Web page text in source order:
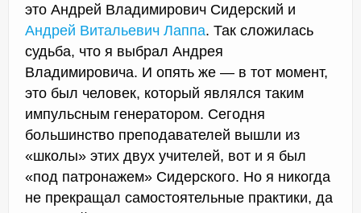
это Андрей Владимирович Сидерский и
Андрей Витальевич Лаппа. Так сложилась
судьба, что я выбрал Андрея
Владимировича. И опять же — в тот момент,
это был человек, который являлся таким
импульсным генератором. Сегодня
большинство преподавателей вышли из
«школы» этих двух учителей, вот и я был
«под патронажем» Сидерского. Но я никогда
не прекращал самостоятельные практики, да